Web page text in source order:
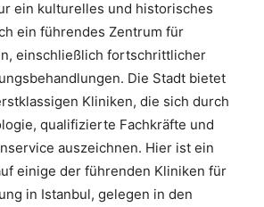
ein kulturelles und historisches
ein führendes Zentrum für
einschließlich fortschrittlicher
Die Stadt bietet
Kliniken, die sich durch
qualifizierte Fachkräfte und
auszeichnen. Hier ist ein
einige der führenden Kliniken für
in Istanbul, gelegen in den